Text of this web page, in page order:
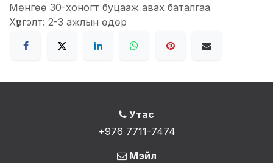
Мөнгөө 30-хоногт буцааж авах баталгаа
Хүргэлт: 2-3 ажлын өдөр
Утас
+976 7711-7474
Мэйл